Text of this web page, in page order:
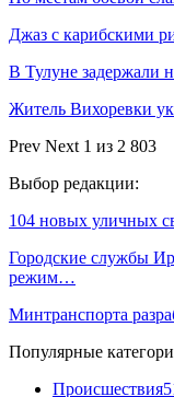
Джаз с карибскими
В Тулуне задержали
Житель Вихоревки
Prev Next 1 из 2 803
Выбор редакции:
104 новых уличных
Городские службы
режим…
Минтранспорта
Популярные
Происшествия